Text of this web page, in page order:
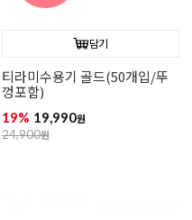
담기
티라미수용기 골드(50개입/뚜
껑포함)
19% 19,990원
24,900원